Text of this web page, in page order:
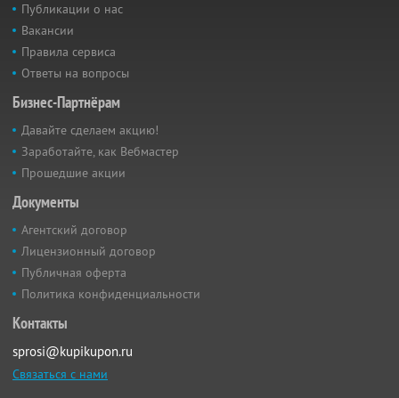
Публикации о нас
Вакансии
Правила сервиса
Ответы на вопросы
Бизнес-Партнёрам
Давайте сделаем акцию!
Заработайте, как Вебмастер
Прошедшие акции
Документы
Агентский договор
Лицензионный договор
Публичная оферта
Политика конфиденциальности
Контакты
sprosi@kupikupon.ru
Связаться с нами